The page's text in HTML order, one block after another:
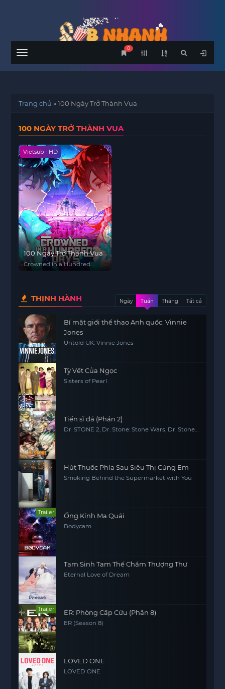
Menu
0
Trang chủ »100 Ngày Trở Thành Vua
100 NGÀY TRỞ THÀNH VUA
Vietsub - HD
100 Ngày Trở Thành Vua
Crowned in a Hundred
THỊNH HÀNH Ngày Tuần Tháng Tất cả
Bí mật giới thể thao Anh quốc: Vinnie
Jones
Untold UK: Vinnie Jones
Tỳ Vết Của Ngọc
Sisters of Pearl
Tiến sĩ đá (Phần 2)
Dr. STONE 2, Dr. Stone: Stone Wars, Dr. Stone
Hút Thuốc Phía Sau Siêu Thị Cùng Em
Smoking Behind the Supermarket with You
Trailer Ống Kính Ma Quái
Bodycam
Tam Sinh Tam Thế Chẩm Thượng Thư
Eternal Love of Dream
Trailer ER: Phòng Cấp Cứu (Phần 8)
ER (Season 8)
LOVED ONE
LOVED ONE